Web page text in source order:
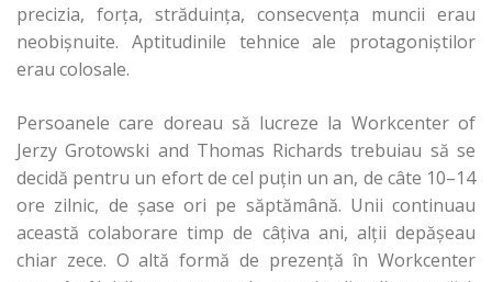
precizia, forţa, străduinţa, consecvenţa muncii erau
neobişnuite. Aptitudinile tehnice ale protagoniştilor
erau colosale.
Persoanele care doreau să lucreze la Workcenter of
Jerzy Grotowski and Thomas Richards trebuiau să se
decidă pentru un efort de cel puţin un an, de câte 10–14
ore zilnic, de şase ori pe săptămână. Unii continuau
această colaborare timp de câţiva ani, alţii depăşeau
chiar zece. O altă formă de prezenţă în Workcenter